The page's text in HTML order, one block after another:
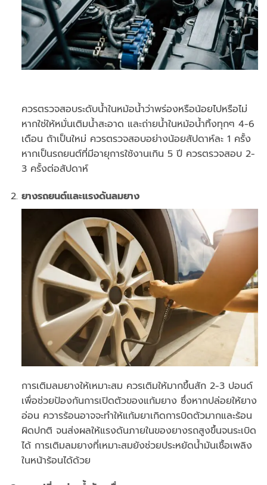
ควรตรวจสอบระดับน้ำในหม้อน้ำว่าพร่องหรือน้อยไปหรือไม่
หากใช่ให้หมั่นเติมน้ำสะอาด และถ่ายน้ำในหม้อน้ำทิ้งทุกๆ 4-6
เดือน ถ้าเป็นใหม่ ควรตรวจสอบอย่างน้อยสัปดาห์ละ 1 ครั้ง
หากเป็นรถยนต์ที่มีอายุการใช้งานเกิน 5 ปี ควรตรวจสอบ 2-
3 ครั้งต่อสัปดาห์
ยางรถยนต์และแรงดันลมยาง
การเติมลมยางให้เหมาะสม ควรเติมให้มากขึ้นสัก 2-3 ปอนด์
เพื่อช่วยป้องกันการเปิดตัวของแก้มยาง ซึ่งหากปล่อยให้ยาง
อ่อน ควารร้อนอาจจะทำให้แก้มยาเกิดการบิดตัวมากและร้อน
ผิดปกติ จนส่งผลให้แรงดันภายในของยางรถสูงขึ้นจนระเบิด
ได้ การเติมลมยางที่เหมาะสมยังช่วยประหยัดน้ำมันเชื้อเพลิง
ในหน้าร้อนได้ด้วย